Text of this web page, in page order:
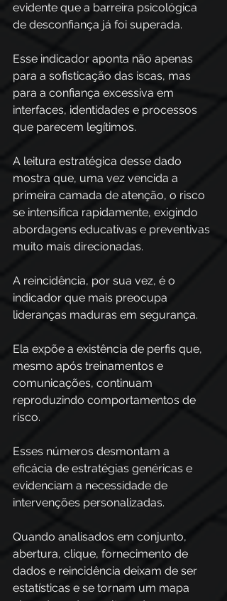
evidente que a barreira psicológica
de desconfiança já foi superada.
Esse indicador aponta não apenas
para a sofisticação das iscas, mas
para a confiança excessiva em
interfaces, identidades e processos
que parecem legítimos.
A leitura estratégica desse dado
mostra que, uma vez vencida a
primeira camada de atenção, o risco
se intensifica rapidamente, exigindo
abordagens educativas e preventivas
muito mais direcionadas.
A reincidência, por sua vez, é o
indicador que mais preocupa
lideranças maduras em segurança.
Ela expõe a existência de perfis que,
mesmo após treinamentos e
comunicações, continuam
reproduzindo comportamentos de
risco.
Esses números desmontam a
eficácia de estratégias genéricas e
evidenciam a necessidade de
intervenções personalizadas.
Quando analisados em conjunto,
abertura, clique, fornecimento de
dados e reincidência deixam de ser
estatísticas e se tornam um mapa